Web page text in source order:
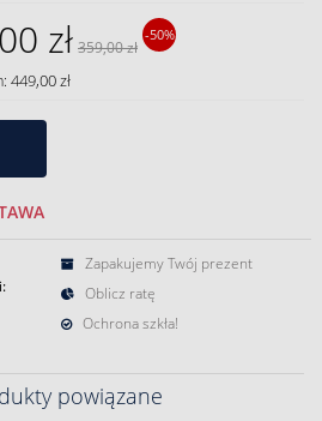
zł 359,00 zł
-50%
449,00 zł
Zapakujemy Twój prezent
Oblicz ratę
Ochrona szkła!
powiązane